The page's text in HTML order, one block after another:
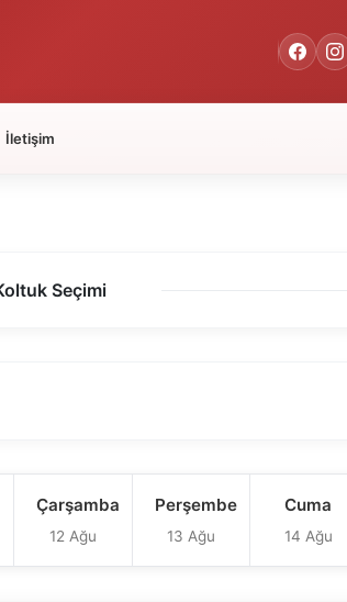
İletişim
Seçimi
Çarşamba
12 Ağu
Perşembe
13 Ağu
Cuma
14 Ağu